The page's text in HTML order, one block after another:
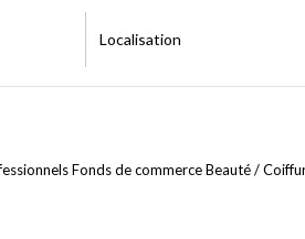
Localisation
Fonds de commerce Beauté /